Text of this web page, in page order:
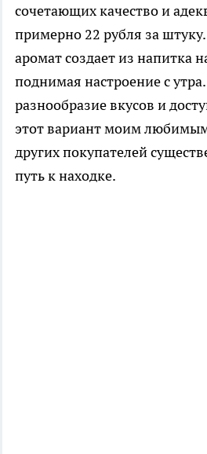
сочетающих качество и
примерно 22 рубля за
аромат создает из напитка
поднимая настроение с
разнообразие вкусов и
этот вариант моим
других покупателей
путь к находке.